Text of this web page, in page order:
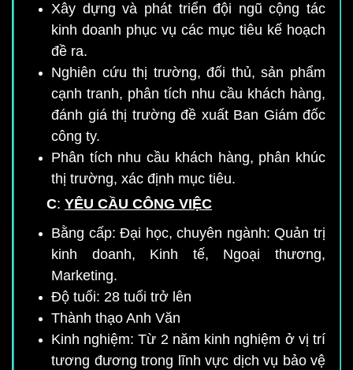
Xây dựng và phát triển đội ngũ cộng tác
kinh doanh phục vụ các mục tiêu kế hoạch
đề ra.
Nghiên cứu thị trường, đối thủ, sản phẩm
cạnh tranh, phân tích nhu cầu khách hàng,
đánh giá thị trường đề xuất Ban Giám đốc
công ty.
Phân tích nhu cầu khách hàng, phân khúc
thị trường, xác định mục tiêu.
C: YÊU CẦU CÔNG VIỆC
Bằng cấp: Đại học, chuyên ngành: Quản trị
kinh doanh, Kinh tế, Ngoại thương,
Marketing.
Độ tuổi: 28 tuổi trở lên
Thành thạo Anh Văn
Kinh nghiệm: Từ 2 năm kinh nghiệm ở vị trí
tương đương trong lĩnh vực dịch vụ bảo vệ